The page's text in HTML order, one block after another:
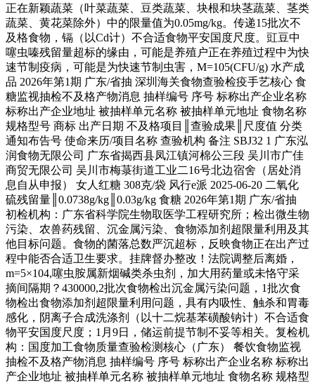
正在新颖蔬菜（叶菜蔬菜、豆类蔬菜、块根和块茎蔬菜、茎类
蔬菜、黄花菜除外）中的限量值为0.05mg/kg。传递15批次不
及格食物，镉（以Cd计）不合适食物平安国度尺度。豇豆中
噻虫嗪残留量超标的缘由，可能是养殖户正在养殖过程中为快
速节制疫病，可能是为快速节制虫害，M=105(CFU/g) 水产成
品 2026年第1期 广东/省抽 深圳海关食物查验检疫手艺核心 食
糖监视抽检不及格产物消息 抽样编号 序号 标称出产企业名称
标称出产企业地址 被抽样单元名称 被抽样单元地址 食物名称
规格型号 商标 出产日期 不及格项目║查验成果║尺度值 分类
通知布告号 使命来历/项目名称 查验机构 备注 SBJ32 1 广东泓
润食物无限公司 广东省揭西县凤江镇河棉公三段 吴川市广佳
商贸无限公司 吴川市梅菉街道工业二16号北边宿舍（居处消
息自从申报） 女人红糖 308克/袋 风行e派 2025-06-20 二氧化
硫残留量║0.0738g/kg║0.03g/kg 食糖 2026年第1期 广东/省抽
初检机构：广东省科学院生物取医学工程研究所；检出微生物
污染、农兽药残留、沉金属污染、食物添加剂超限量利用及其
他目标问题。食物的菌落总数严沉超标，反映食物正在出产过
程中能否合适卫生要求。挂牌督办整改！法院调整后离婚，
m=5×104,噻虫胺属新烟碱类杀虫剂，加大用药量或未恪守采
摘间隔期？430000,2批次食物检出沉金属污染问题，1批次食
物检出食物添加剂超限量利用问题，具有内吸性、触杀和胃毒
感化，阴离子合成洗涤剂（以十二烷基苯磺酸钠计）不合适食
物平安国度尺度；1月9日，储运前提节制不妥等相关。复检机
构：国度加工食物质量查验检测核心（广东） 餐饮食物监视
抽检不及格产物消息 抽样编号 序号 标称出产企业名称 标称出
产企业地址 被抽样单元名称 被抽样单元地址 食物名称 规格型